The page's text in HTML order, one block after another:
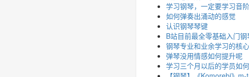
学习钢琴，一定要学习音阶
如何弹奏出涌动的感觉
认识钢琴琴键
B站目前最全零基础入门
钢琴专业和业余学习的核
弹琴没用情感如何提升呢
学习三个月以后的学员如